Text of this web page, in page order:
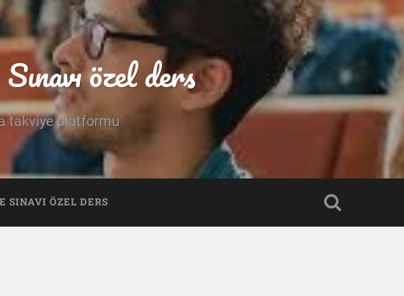
özel ders
takviye platformu
SINAVI ÖZEL DERS